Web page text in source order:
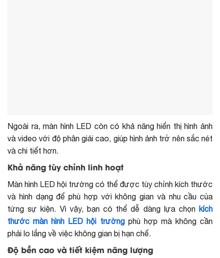
Ngoài ra, màn hình LED còn có khả năng hiển thị hình ảnh
và video với độ phân giải cao, giúp hình ảnh trở nên sắc nét
và chi tiết hơn.
Khả năng tùy chỉnh linh hoạt
Màn hình LED hội trường có thể được tùy chỉnh kích thước
và hình dạng để phù hợp với không gian và nhu cầu của
từng sự kiện. Vì vậy, bạn có thể dễ dàng lựa chọn kích
thước màn hình LED hội trườngphù hợp mà không cần
phải lo lắng về việc không gian bị hạn chế.
Độ bền cao và tiết kiệm năng lượng